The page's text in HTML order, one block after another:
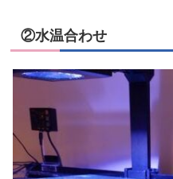
②水温合わせ